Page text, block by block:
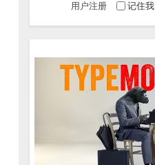
用户注册 记住我